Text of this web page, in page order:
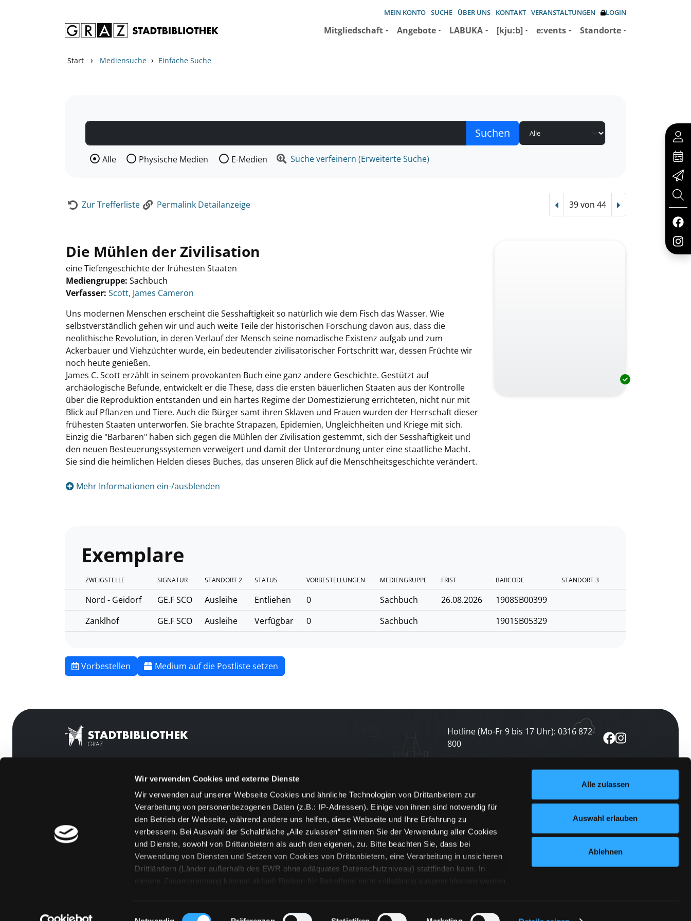
Wir verwenden Cookies und externe Dienste
Wir verwenden auf unserer Webseite Cookies und ähnliche Technologien von Drittanbietern zur
Verarbeitung von personenbezogenen Daten (z.B.: IP-Adressen). Einige von ihnen sind notwendig für
den Betrieb der Webseite, während andere uns helfen, diese Webseite und Ihre Erfahrung zu
verbessern. Bei Auswahl der Schaltfläche „Alle zulassen“ stimmen Sie der Verwendung aller Cookies
und Dienste, sowohl von Drittanbietern als auch den eigenen, zu. Bitte beachten Sie, dass bei
Verwendung von Diensten und Setzen von Cookies von Drittanbietern, eine Verarbeitung in unsicheren
Drittländern (Länder außerhalb des EWR ohne adäquates Datenschutzniveau) stattfinden kann. In
diesem Zusammenhang können aktuell Risiken für Betroffene nicht vollständig ausgeschlossen werden.
„Details zeigen“ finden Sie Erklärungen zu den verschiedenen Kategorien von Cookies und ähnlichen
Einwilligungsauswahl
Alle zulassen
Auswahl erlauben
Ablehnen
MEIN KONTO SUCHE ÜBER UNS KONTAKT VERANSTALTUNGEN LOGIN
Mitgliedschaft Angebote LABUKA [kju:b] e:vents Standorte
Start › Mediensuche › Einfache Suche
Wählen Sie die Medienart nach der Sie suchen wollen.
Alle Physische Medien E-Medien Suche verfeinern (Erweiterte Suche)
Zur Trefferliste Permalink Detailanzeige Vorheriger Treffer
39 von 44 Nächster Treffer
Die Mühlen der Zivilisation
eine Tiefengeschichte der frühesten Staaten
Mediengruppe: Sachbuch
Verfasser: Suche nach diesem Verfasser
Scott, James Cameron
Uns modernen Menschen erscheint die Sesshaftigkeit so natürlich wie dem Fisch das Wasser. Wie
selbstverständlich gehen wir und auch weite Teile der historischen Forschung davon aus, dass die
neolithische Revolution, in deren Verlauf der Mensch seine nomadische Existenz aufgab und zum
Ackerbauer und Viehzüchter wurde, ein bedeutender zivilisatorischer Fortschritt war, dessen Früchte wir
noch heute genießen.
James C. Scott erzählt in seinem provokanten Buch eine ganz andere Geschichte. Gestützt auf
archäologische Befunde, entwickelt er die These, dass die ersten bäuerlichen Staaten aus der Kontrolle
über die Reproduktion entstanden und ein hartes Regime der Domestizierung errichteten, nicht nur mit
Blick auf Pflanzen und Tiere. Auch die Bürger samt ihren Sklaven und Frauen wurden der Herrschaft dieser
frühesten Staaten unterworfen. Sie brachte Strapazen, Epidemien, Ungleichheiten und Kriege mit sich.
Einzig die "Barbaren" haben sich gegen die Mühlen der Zivilisation gestemmt, sich der Sesshaftigkeit und
den neuen Besteuerungssystemen verweigert und damit der Unterordnung unter eine staatliche Macht.
Sie sind die heimlichen Helden dieses Buches, das unseren Blick auf die Menschheitsgeschichte verändert.
Mehr Informationen ein-/ausblenden
Exemplare
ZWEIGSTELLE SIGNATUR STANDORT 2 STATUS VORBESTELLUNGEN MEDIENGRUPPE FRIST BARCODE STANDORT 3
Nord - Geidorf GE.F SCO Ausleihe Entliehen 0 Sachbuch 26.08.2026
1908SB00399
Zanklhof
GE.F SCO Ausleihe Verfügbar 0 Sachbuch 1901SB05329
Vorbestellen Medium auf die Postliste setzen
Hotline (Mo-Fr 9 bis 17 Uhr): 0316 872-
800
[kju:b]
Feedback
Kontakt
Über uns
Jobs
Medienwunsch
FAQs
Newsletter abonnieren
und keine Veranstaltung verpassen
jetzt abonnieren